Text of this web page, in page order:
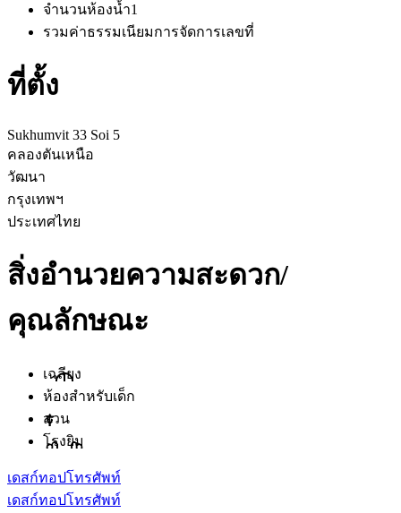
จำนวนห้องน้ำ1
รวมค่าธรรมเนียมการจัดการเลขที่
ที่ตั้ง
Sukhumvit 33 Soi 5
คลองตันเหนือ
วัฒนา
กรุงเทพฯ
ประเทศไทย
สิ่งอำนวยความสะดวก/
คุณลักษณะ
เฉลียง
ห้องสำหรับเด็ก
สวน
โรงยิม
เดสก์ทอปโทรศัพท์
เดสก์ทอปโทรศัพท์